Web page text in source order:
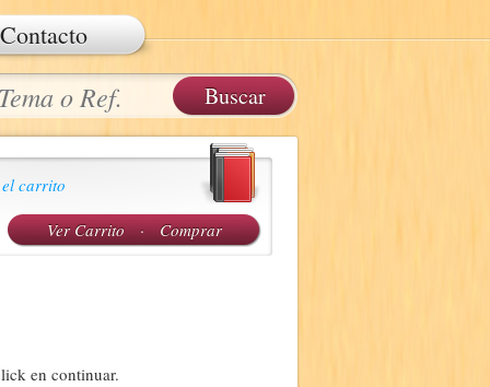
Contacto
carrito
Ver Carrito · Comprar
en continuar.